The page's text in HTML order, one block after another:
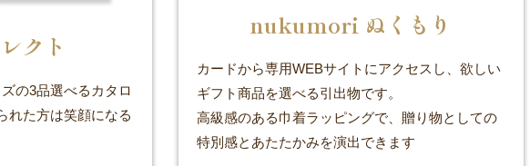
クト
の3品選べるカタロ
れた方は笑顔になる
nukumori ぬくもり
カードから専用WEBサイトにアクセスし、欲しい
ギフト商品を選べる引出物です。
高級感のある巾着ラッピングで、贈り物としての
特別感とあたたかみを演出できます